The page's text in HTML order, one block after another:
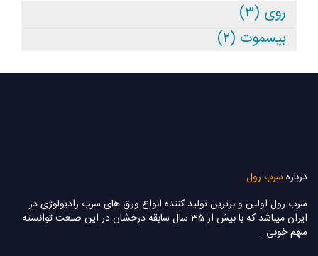
روی (۳)
بیسموت (۲)
درباره سرب رول
سرب رول اولین و برترین تولید کننده انواع ورق های سرب رادیولوژی در
ایران میباشد که با بيش از 35 سال سابقه درخشان در این صنعت توانسته
سهم خوبی ...